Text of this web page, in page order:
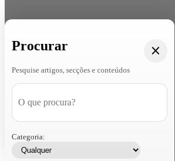
Procurar
Pesquise artigos, secções e conteúdos
Categoria: